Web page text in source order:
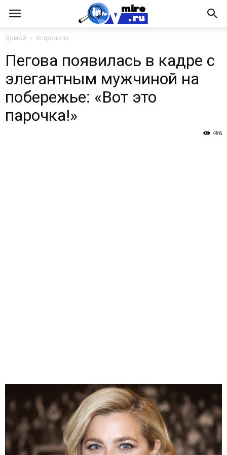
Домой Астрологія
Пегова появилась в кадре с
элегантным мужчиной на
побережье: «Вот это
парочка!»
486